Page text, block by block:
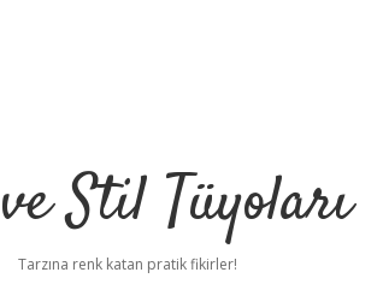
Stil Tüyoları
Tarzına renk katan pratik fikirler!